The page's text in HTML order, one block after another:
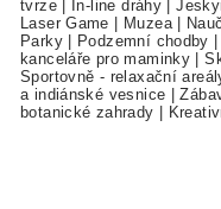
tvrze| In-line dráhy |
Laser Game
Muzea|
Parky| Podzemní chodby
kanceláře pro maminky |
Sportovně - relaxační
a indiánské vesnice |
botanické zahrady